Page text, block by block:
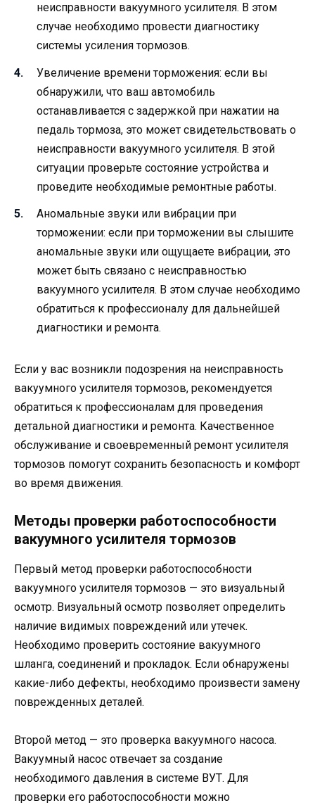
неисправности вакуумного усилителя. В этом
случае необходимо провести диагностику
системы усиления тормозов.
Увеличение времени торможения: если вы
обнаружили, что ваш автомобиль
останавливается с задержкой при нажатии на
педаль тормоза, это может свидетельствовать о
неисправности вакуумного усилителя. В этой
ситуации проверьте состояние устройства и
проведите необходимые ремонтные работы.
Аномальные звуки или вибрации при
торможении: если при торможении вы слышите
аномальные звуки или ощущаете вибрации, это
может быть связано с неисправностью
вакуумного усилителя. В этом случае необходимо
обратиться к профессионалу для дальнейшей
диагностики и ремонта.
Если у вас возникли подозрения на неисправность
вакуумного усилителя тормозов, рекомендуется
обратиться к профессионалам для проведения
детальной диагностики и ремонта. Качественное
обслуживание и своевременный ремонт усилителя
тормозов помогут сохранить безопасность и комфорт
во время движения.
Методы проверки работоспособности
вакуумного усилителя тормозов
Первый метод проверки работоспособности
вакуумного усилителя тормозов — это визуальный
осмотр. Визуальный осмотр позволяет определить
наличие видимых повреждений или утечек.
Необходимо проверить состояние вакуумного
шланга, соединений и прокладок. Если обнаружены
какие-либо дефекты, необходимо произвести замену
поврежденных деталей.
Второй метод — это проверка вакуумного насоса.
Вакуумный насос отвечает за создание
необходимого давления в системе ВУТ. Для
проверки его работоспособности можно